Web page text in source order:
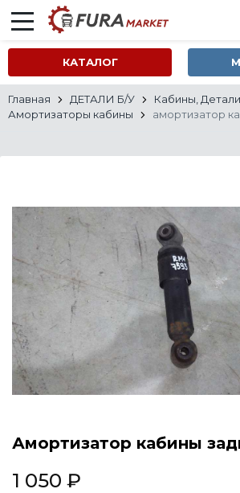
КАТАЛОГ
Все
Главная ДЕТАЛИ Б/У
Кабины,
Амортизаторы кабины
амортизатор
Амортизатор кабины
1 050 ₽